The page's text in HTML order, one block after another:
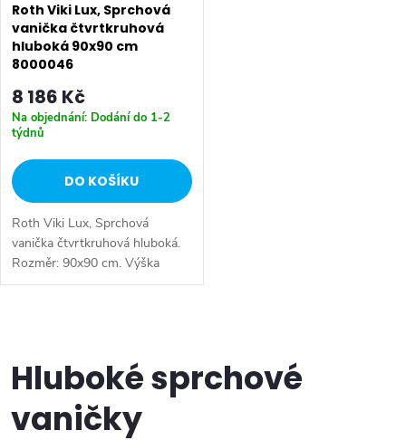
Roth Viki Lux, Sprchová
vanička čtvrtkruhová
hluboká 90x90 cm
8000046
8 186 Kč
Na objednání: Dodání do 1-2
týdnů
DO KOŠÍKU
Roth Viki Lux, Sprchová
vanička čtvrtkruhová hluboká.
Rozměr: 90x90 cm. Výška
vaničky: 480 mm. Průměr
v
l
Hluboké sprchové
vaničky